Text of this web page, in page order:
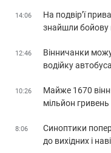
14:06
На подвір’ї
знайшли бойову
12:46
Вінничанки
водійку
10:26
Майже 1670
мільйон гривень
8:06
Синоптики
до вихідних і